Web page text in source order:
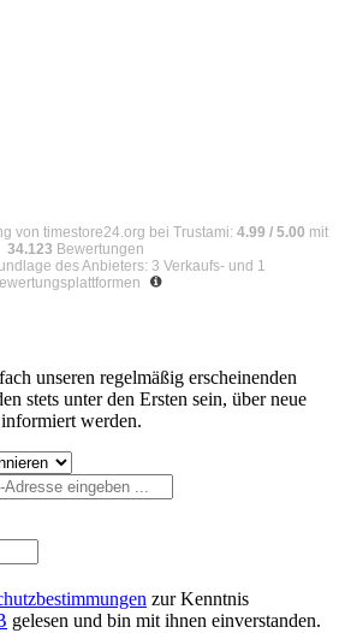
von timestore24.org bei Trustami: 4.99 / 5.00 mit
34.123 Bewertungen
des Anbieters: 3 Verkaufs- und 1
unseren regelmäßig erscheinenden
stets unter den Ersten sein, über neue
werden.
zur Kenntnis
gelesen und bin mit ihnen einverstanden.